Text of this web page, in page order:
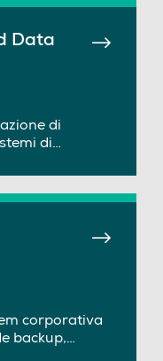
Data
di
di
corporativa
backup,